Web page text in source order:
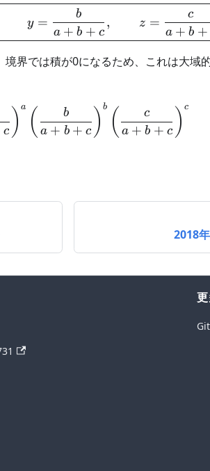
\boxed{
y =
a + b + c
b
, z =
a + b +
c
界では積が0になるため、これは大域
\left(\frac
c ) a ( a + b + c
b ) b ( a + b + c
c ) c
2018